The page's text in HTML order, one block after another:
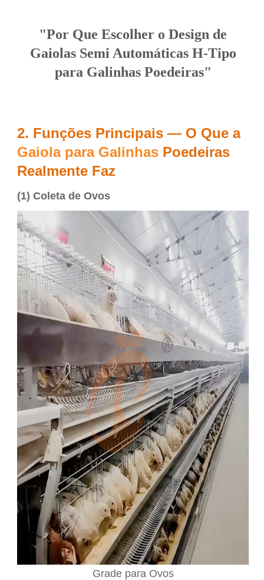
"Por Que Escolher o Design de
Gaiolas Semi Automáticas H-Tipo
para Galinhas Poedeiras"
2. Funções Principais — O Que a
Gaiola para Galinhas Poedeiras
Realmente Faz
(1) Coleta de Ovos
Grade para Ovos